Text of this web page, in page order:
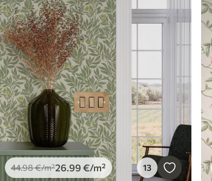
44.98€/m²26.99 €/m² 13